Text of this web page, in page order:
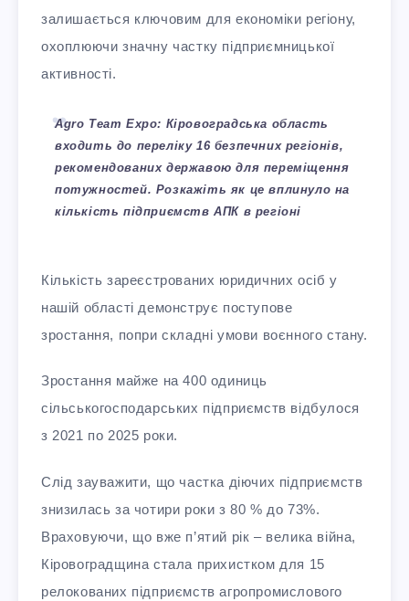
залишається ключовим для економіки регіону,
охоплюючи значну частку підприємницької
активності.
Agro Team Expo: Кіровоградська область
входить до переліку 16 безпечних регіонів,
рекомендованих державою для переміщення
потужностей. Розкажіть як це вплинуло на
кількість підприємств АПК в регіоні
Кількість зареєстрованих юридичних осіб у
нашій області демонструє поступове
зростання, попри складні умови воєнного стану.
Зростання майже на 400 одиниць
сільськогосподарських підприємств відбулося
з 2021 по 2025 роки.
Слід зауважити, що частка діючих підприємств
знизилась за чотири роки з 80 % до 73%.
Враховуючи, що вже п’ятий рік – велика війна,
Кіровоградщина стала прихистком для 15
релокованих підприємств агропромислового